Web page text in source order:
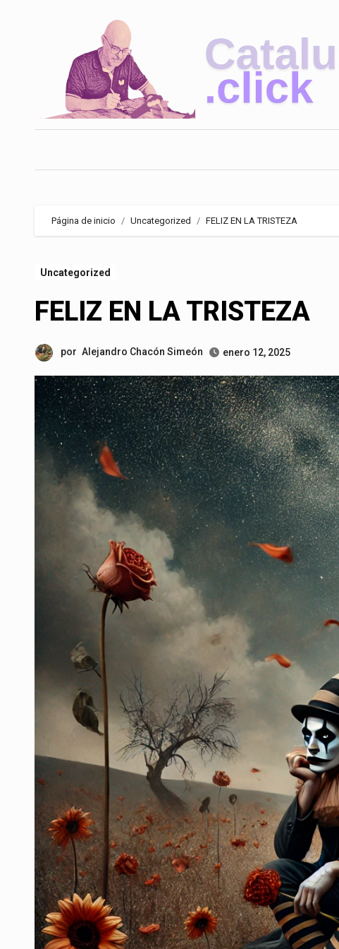
Página de inicio Uncategorized FELIZ EN LA TRISTEZA
Uncategorized
FELIZ EN LA TRISTEZA
por Alejandro Chacón Simeón enero 12, 2025